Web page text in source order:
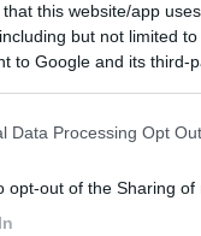
that this website/app
but not limited
to Google and its third-
Data Processing Opt
opt-out of the Sharing of
dal centro del paese
(MC) - 17.2km